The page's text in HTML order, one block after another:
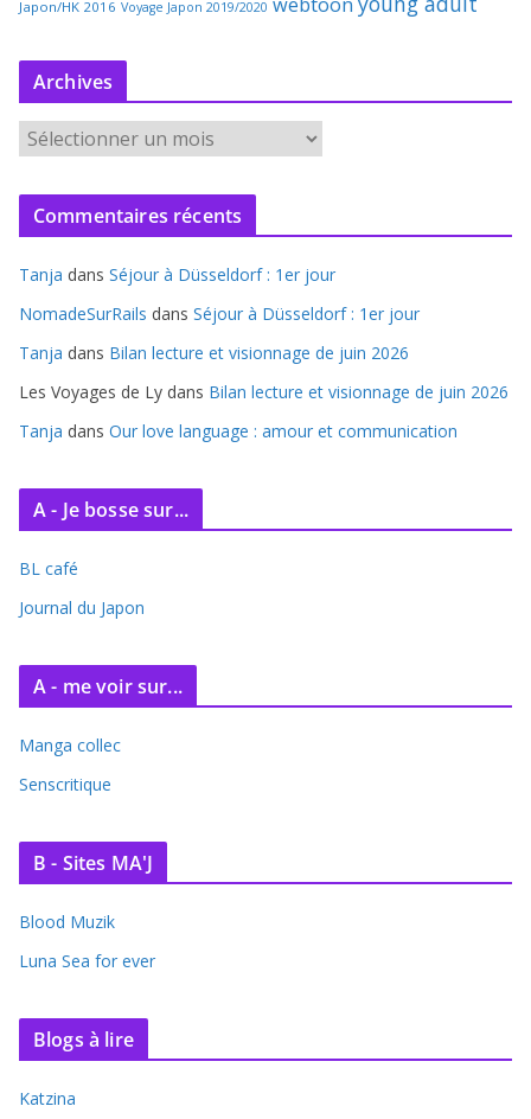
Japon/HK 2016 Voyage Japon 2019/2020
Archives
r
c
v
e
Commentaires récents
Tanja dans Séjour à Düsseldorf : 1er jour
NomadeSurRails dans Séjour à Düsseldorf : 1er jour
Tanja dans Bilan lecture et visionnage de juin 2026
Les Voyages de Ly dans Bilan lecture et visionnage de juin 2026
Tanja dans Our love language : amour et communication
A - Je bosse sur...
BL café
Journal du Japon
A - me voir sur...
Manga collec
Senscritique
B - Sites MA'J
Blood Muzik
Luna Sea for ever
Blogs à lire
Katzina